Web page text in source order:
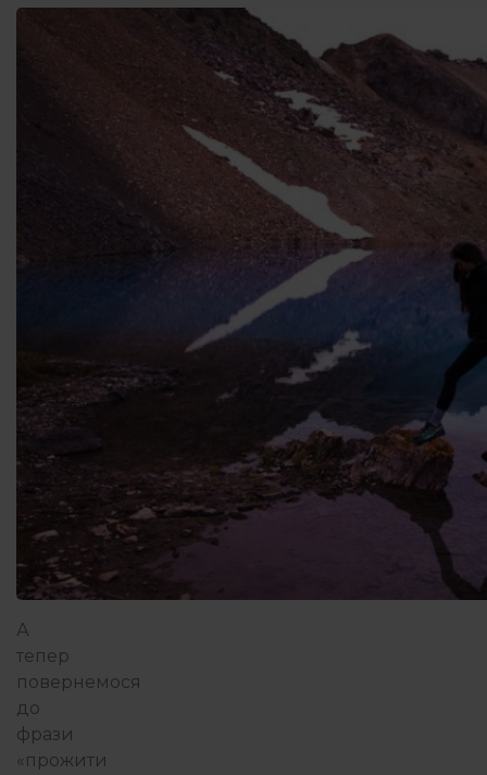
А
тепер
повернемося
до
фрази
«прожити